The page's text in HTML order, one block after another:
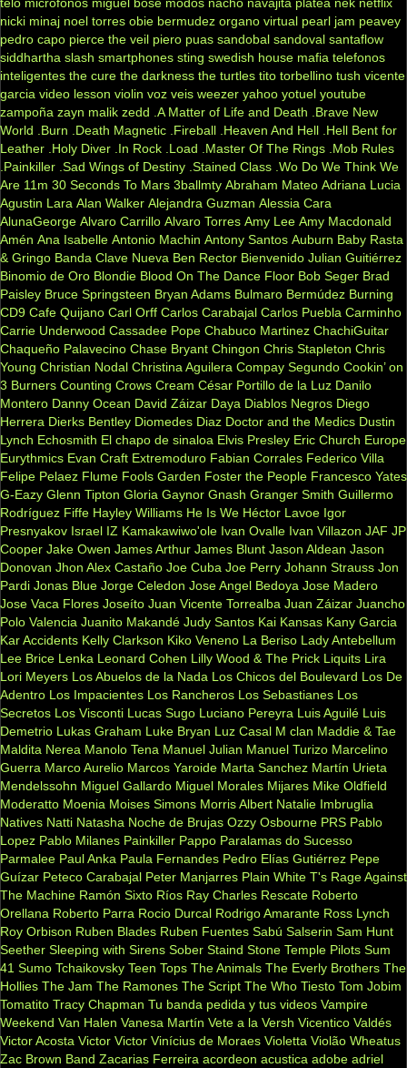
nicki minaj noel torres obie bermudez organo virtual pearl jam peavey
pedro capo pierce the veil piero puas sandobal sandoval santaflow
siddhartha slash smartphones sting swedish house mafia telefonos
inteligentes the cure the darkness the turtles tito torbellino tush vicente
garcia video lesson violin voz veis weezer yahoo yotuel youtube
zampoña zayn malik zedd .A Matter of Life and Death
.Brave New
World
.Burn .Death Magnetic .Fireball .Heaven And Hell .Hell Bent for
Leather .Holy Diver .In Rock .Load .Master Of The Rings .Mob Rules
.Painkiller .Sad Wings of Destiny .Stained Class .Wo Do We Think We
Are 11m 30 Seconds To Mars 3ballmty Abraham Mateo Adriana Lucia
Agustin Lara Alan Walker Alejandra Guzman Alessia Cara
AlunaGeorge Alvaro Carrillo Alvaro Torres Amy Lee Amy Macdonald
Amén Ana Isabelle Antonio Machin Antony Santos Auburn Baby Rasta
& Gringo Banda Clave Nueva Ben Rector Bienvenido Julian Guitiérrez
Binomio de Oro Blondie Blood On The Dance Floor Bob Seger Brad
Paisley Bruce Springsteen Bryan Adams Bulmaro Bermúdez Burning
CD9 Cafe Quijano Carl Orff Carlos Carabajal Carlos Puebla Carminho
Carrie Underwood Cassadee Pope Chabuco Martinez ChachiGuitar
Chaqueño Palavecino Chase Bryant Chingon Chris Stapleton Chris
Young Christian Nodal Christina Aguilera Compay Segundo Cookin’ on
3 Burners Counting Crows Cream César Portillo de la Luz Danilo
Montero Danny Ocean David Záizar Daya Diablos Negros Diego
Herrera Dierks Bentley Diomedes Diaz Doctor and the Medics Dustin
Lynch Echosmith El chapo de sinaloa Elvis Presley Eric Church Europe
Eurythmics Evan Craft Extremoduro Fabian Corrales Federico Villa
Felipe Pelaez Flume Fools Garden Foster the People Francesco Yates
G-Eazy Glenn Tipton Gloria Gaynor Gnash Granger Smith Guillermo
Rodríguez Fiffe Hayley Williams He Is We Héctor Lavoe Igor
Presnyakov Israel IZ Kamakawiwo'ole Ivan Ovalle Ivan Villazon JAF JP
Cooper Jake Owen James Arthur James Blunt Jason Aldean Jason
Donovan Jhon Alex Castaño Joe Cuba Joe Perry Johann Strauss Jon
Pardi Jonas Blue Jorge Celedon Jose Angel Bedoya Jose Madero
Jose Vaca Flores Joseíto Juan Vicente Torrealba Juan Záizar Juancho
Polo Valencia Juanito Makandé Judy Santos Kai Kansas Kany Garcia
Kar Accidents Kelly Clarkson Kiko Veneno La Beriso Lady Antebellum
Lee Brice Lenka Leonard Cohen Lilly Wood & The Prick Liquits Lira
Lori Meyers Los Abuelos de la Nada Los Chicos del Boulevard Los De
Adentro Los Impacientes Los Rancheros Los Sebastianes Los
Secretos Los Visconti Lucas Sugo Luciano Pereyra Luis Aguilé Luis
Demetrio Lukas Graham Luke Bryan Luz Casal M clan Maddie & Tae
Maldita Nerea Manolo Tena Manuel Julian Manuel Turizo Marcelino
Guerra Marco Aurelio Marcos Yaroide Marta Sanchez Martín Urieta
Mendelssohn Miguel Gallardo Miguel Morales Mijares Mike Oldfield
Moderatto Moenia Moises Simons Morris Albert Natalie Imbruglia
Natives Natti Natasha Noche de Brujas Ozzy Osbourne PRS Pablo
Lopez Pablo Milanes Painkiller Pappo Paralamas do Sucesso
Parmalee Paul Anka Paula Fernandes Pedro Elías Gutiérrez Pepe
Guízar Peteco Carabajal Peter Manjarres Plain White T's Rage Against
The Machine Ramón Sixto Ríos Ray Charles Rescate Roberto
Orellana Roberto Parra Rocio Durcal Rodrigo Amarante Ross Lynch
Roy Orbison Ruben Blades Ruben Fuentes Sabú Salserin Sam Hunt
Seether Sleeping with Sirens Sober Staind Stone Temple Pilots Sum
41 Sumo Tchaikovsky Teen Tops The Animals The Everly Brothers The
Hollies The Jam The Ramones The Script The Who Tiesto Tom Jobim
Tomatito Tracy Chapman Tu banda pedida y tus videos Vampire
Weekend Van Halen Vanesa Martín Vete a la Versh Vicentico Valdés
Victor Acosta Victor Victor Vinícius de Moraes Violetta Violão Wheatus
Zac Brown Band Zacarias Ferreira acordeon acustica adobe adriel